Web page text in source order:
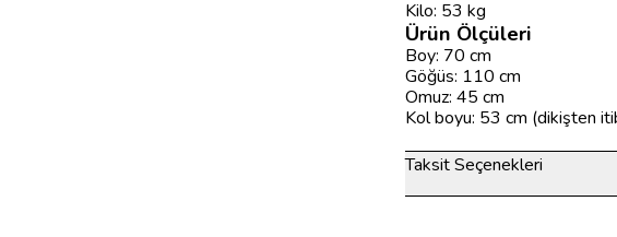
Kilo: 53 kg
Ürün Ölçüleri
Boy: 70 cm
Göğüs: 110 cm
Omuz: 45 cm
Kol boyu: 53 cm (dikişten
Taksit Seçenekleri